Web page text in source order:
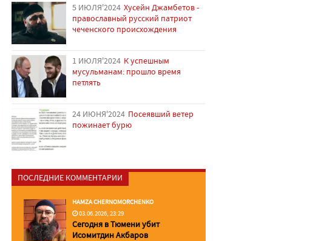
5 ИЮЛЯ'2024 Хусейн Джамбетов -
православный русский патриот
чеченского происхождения
1 ИЮЛЯ'2024 К успешным
мусульманам: прошло время
петлять
24 ИЮНЯ'2024 Посеявший ветер
пожинает бурю
ПОСЛЕДНИЕ КОММЕНТАРИИ
HAMZA CHERNOMORCHENKO
03.06.2026, 23:29
Сегодня в Тюмени убит
Исомитдин Акбаров